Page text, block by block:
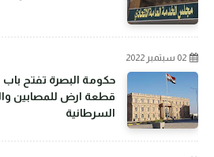
02 سبتمبر 2022
حكومة البصرة تفتح
قطعة ارض للمصابين
السرطانية